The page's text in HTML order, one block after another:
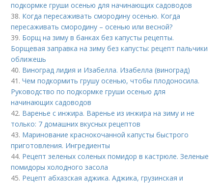
подкормке груши осенью для начинающих садоводов
38. Когда пересаживать смородину осенью. Когда
пересаживать смородину – осенью или весной?
39. Борщ на зиму в банках без капусты рецепты.
Борщевая заправка на зиму без капусты: рецепт пальчики
оближешь
40. Виноград лидия и Изабелла. Изабелла (виноград)
41.Чем подкормить грушу осенью, чтобы плодоносила.
Руководство по подкормке груши осенью для
начинающих садоводов
42. Варенье с инжира. Варенье из инжира на зиму и не
только: 7 домашних вкусных рецептов
43. Маринование краснокочанной капусты быстрого
приготовления. Ингредиенты
44. Рецепт зеленых соленых помидор в кастрюле. Зеленые
помидоры холодного засола
45. Рецепт абхазская аджика. Аджика, грузинская и